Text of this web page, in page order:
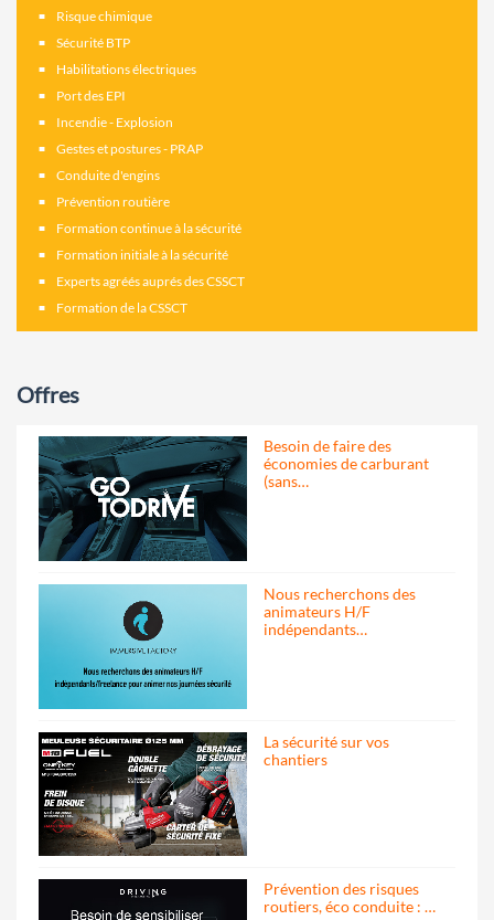
Risque chimique
Sécurité BTP
Habilitations électriques
Port des EPI
Incendie - Explosion
Gestes et postures - PRAP
Conduite d'engins
Prévention routière
Formation continue à la sécurité
Formation initiale à la sécurité
Experts agréés auprés des CSSCT
Formation de la CSSCT
Offres
Besoin de faire des
économies de carburant
(sans…
Nous recherchons des
animateurs H/F
indépendants…
La sécurité sur vos
chantiers
Prévention des risques
routiers, éco conduite : …